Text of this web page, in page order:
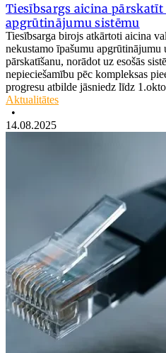
Tiesībsargs aicina
apgrūtinājumu sistēmu
Tiesībsarga birojs atkārtoti aicina
nekustamo īpašumu
pārskatīšanu, norādot uz esošās
nepieciešamību pēc kompleksas
progresu atbilde jāsniedz līdz
Aktualitātes
•
14.08.2025